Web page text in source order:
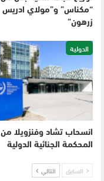
“مكناس” و”مولاي ادريس
زرهون”
الدولية
انسحاب تشاد وفنزويلا من
المحكمة الجنائية الدولية
السابق التالي